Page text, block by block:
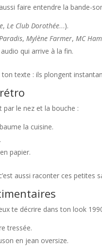
faire entendre la bande-
,Le Club Dorothée…).
,Mylène Farmer,MC
qui arrive à la fin.
texte : ils plongent
par le nez et la bouche :
la cuisine.
papier.
aussi raconter ces petites
te décrire dans ton look
tressée.
en jean oversize.